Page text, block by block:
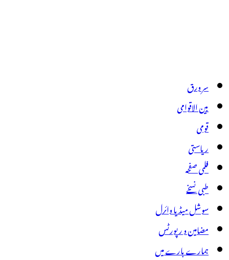
سر ورق
بین الاقوامی
قومی
ریاستی
فلمی صفحہ
طبی نسخے
سوشل میڈیا وائرل
مضامین و رپورٹس
ہمارے بارے میں